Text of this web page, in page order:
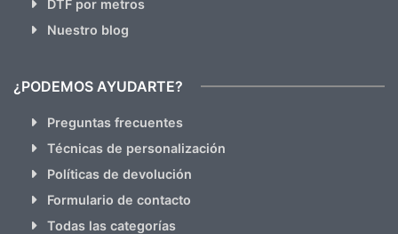
DTF por metros
Nuestro blog
¿PODEMOS AYUDARTE?
Preguntas frecuentes
Técnicas de personalización
Políticas de devolución
Formulario de contacto
Todas las categorías